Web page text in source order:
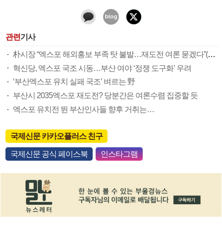
관련기사
朴시장 “엑스포 해외홍보 부족 탓 불발…재도전 여론 묻겠다”(종합)
혁신당, 엑스포 국조 시동…부산 여야 ‘정쟁 도구화’ 우려
‘부산엑스포 유치 실패 국조’ 벼르는 野
부산시 2035엑스포 재도전? 당분간은 여론수렴 집중할 듯
엑스포 유치전 뛴 부산인사들 향후 거취는…
국제신문 카카오플러스 친구
국제신문 공식 페이스북 인스타그램